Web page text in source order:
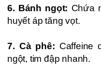
6. Bánh ngọt: Chứa
huyết áp tăng vọt.
7. Cà phê: Caffeine
ngột, tim đập nhanh.